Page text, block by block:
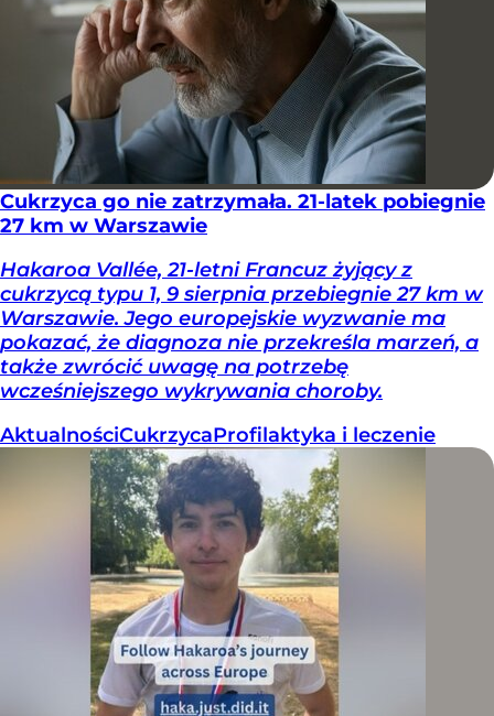
Cukrzyca go nie zatrzymała. 21-latek pobiegnie
27 km w Warszawie
Hakaroa Vallée, 21-letni Francuz żyjący z
cukrzycą typu 1, 9 sierpnia przebiegnie 27 km w
Warszawie. Jego europejskie wyzwanie ma
pokazać, że diagnoza nie przekreśla marzeń, a
także zwrócić uwagę na potrzebę
wcześniejszego wykrywania choroby.
AktualnościCukrzycaProfilaktyka i leczenie